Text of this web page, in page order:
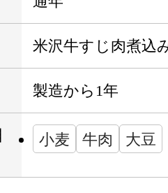
米沢牛すじ肉煮込
製造から1年
小麦 牛肉 大豆